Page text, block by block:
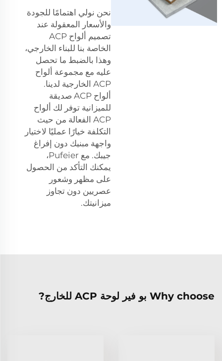
نحن نولي اهتمامًا للجودة
والأسعار المعقولة عند
تصميم ألواح ACP
الخاصة بنا للبناء الخارجي،
وهذا بالضبط ما تحصل
عليه مع مجموعة ألواح
ACP الخارجية لدينا.
ألواح ACP صديقة
للميزانية توفر لك ألواح
ACP الفعالة من حيث
التكلفة خيارًا عمليًا لاختيار
واجهة مبنيك دون إفراغ
جيبك. مع Pufeier،
يمكنك التأكد من الحصول
على مظهر وشعور
عصريين دون تجاوز
ميزانيتك.
Why choose بو فير لوحة ACP للخارج?